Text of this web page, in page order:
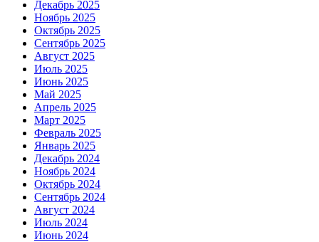
Декабрь 2025
Ноябрь 2025
Октябрь 2025
Сентябрь 2025
Август 2025
Июль 2025
Июнь 2025
Май 2025
Апрель 2025
Март 2025
Февраль 2025
Январь 2025
Декабрь 2024
Ноябрь 2024
Октябрь 2024
Сентябрь 2024
Август 2024
Июль 2024
Июнь 2024